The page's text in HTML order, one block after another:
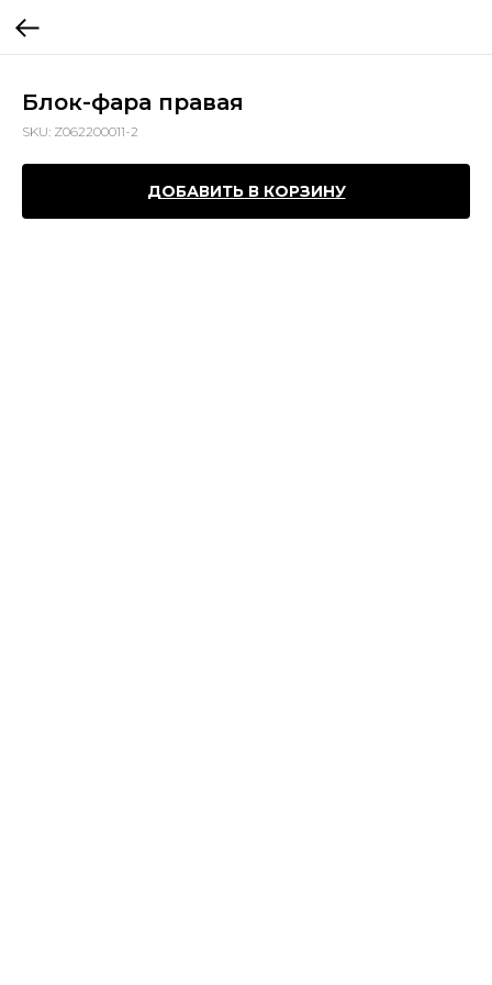
Блок-фара правая
SKU: Z062200011-2
ДОБАВИТЬ В КОРЗИНУ